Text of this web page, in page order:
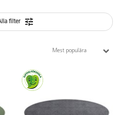
filter
Mest populära